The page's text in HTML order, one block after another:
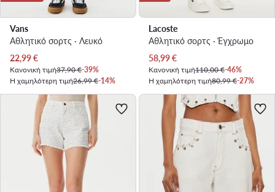
Vans
Αθλητικό σορτς · Λευκό
Τρέχουσα τιμή
22,99€
Κανονική τιμή37,90 €-39%
Η χαμηλότερη τιμή26,99 €-14%
Lacoste
Αθλητικό σορτς · Έγχρωμο
Τρέχουσα τιμή
58,99€
Κανονική τιμή110,00 €-46%
Η χαμηλότερη τιμή80,99 €-27%